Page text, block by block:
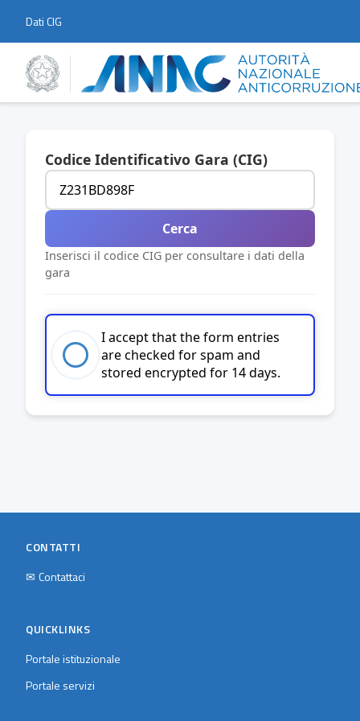
Dati CIG
Codice Identificativo Gara (CIG)
Cerca
Inserisci il codice CIG per consultare i dati della
gara
I accept that the form entries
are checked for spam and
stored encrypted for 14 days.
CONTATTI
✉ Contattaci
QUICKLINKS
Portale istituzionale
Portale servizi